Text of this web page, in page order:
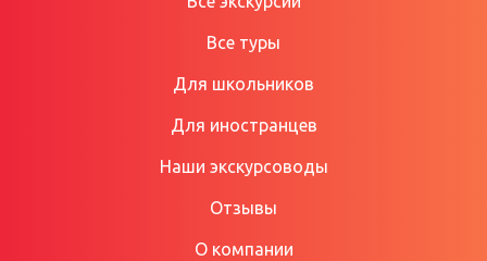
Все туры
Для школьников
Для иностранцев
Наши экскурсоводы
Отзывы
О компании